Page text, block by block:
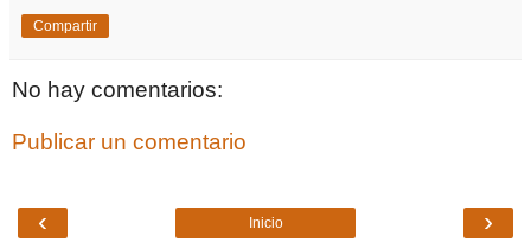
Compartir
No hay comentarios:
Publicar un comentario
‹ ›
Inicio